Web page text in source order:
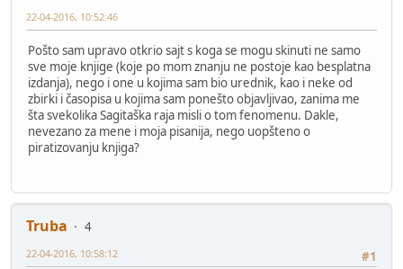
22-04-2016, 10:52:46
Pošto sam upravo otkrio sajt s koga se mogu skinuti ne samo
sve moje knjige (koje po mom znanju ne postoje kao besplatna
izdanja), nego i one u kojima sam bio urednik, kao i neke od
zbirki i časopisa u kojima sam ponešto objavljivao, zanima me
šta svekolika Sagitaška raja misli o tom fenomenu. Dakle,
nevezano za mene i moja pisanija, nego uopšteno o
piratizovanju knjiga?
Truba
4
#1
22-04-2016, 10:58:12